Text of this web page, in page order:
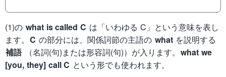
(1)の what is called C は「いわゆる C」という意味を表し
ます。 C の部分には、関係詞節の主語の what を説明する
補語 （名詞(句)または形容詞(句)）が入ります。 what we
[you, they] call C という形でも使われます。